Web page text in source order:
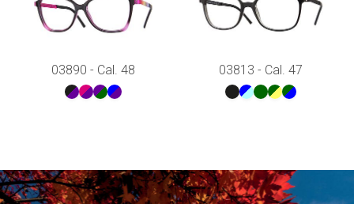
03890 - Cal. 48 03813 - Cal. 47